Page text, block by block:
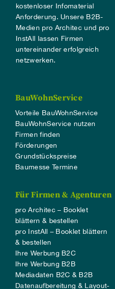
kostenloser Infomaterial
Anforderung. Unsere B2B-
Medien pro Architec und pro
InstAll lassen Firmen
untereinander erfolgreich
netzwerken.
BauWohnService
Vorteile BauWohnService
BauWohnService nutzen
Firmen finden
Förderungen
Grundstückspreise
Baumesse Termine
Für Firmen & Agenturen
pro Architec – Booklet
blättern & bestellen
pro InstAll – Booklet blättern
& bestellen
Ihre Werbung B2C
Ihre Werbung B2B
Mediadaten B2C & B2B
Datenaufbereitung & Layout-